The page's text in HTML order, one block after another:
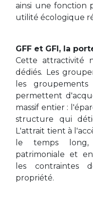
ainsi une fonction
utilité écologique
GFF et GFI, la
Cette attractivité
dédiés. Les
les groupements
permettent
massif entier :
structure qui
L'attrait tient à
le temps long,
patrimoniale et
les contraintes
propriété.